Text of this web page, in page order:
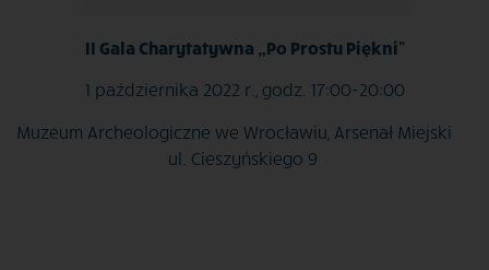
II Gala Charytatywna „Po Prostu Piękni”
1 października 2022 r., godz. 17:00-20:00
Muzeum Archeologiczne we Wrocławiu, Arsenał Miejski
ul. Cieszyńskiego 9